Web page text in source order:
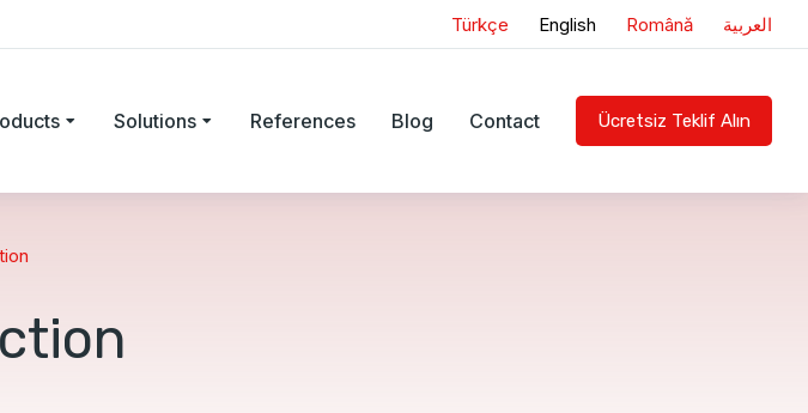
Türkçe English Română العربية
Solutions References Blog Contact Ücretsiz Teklif Alın